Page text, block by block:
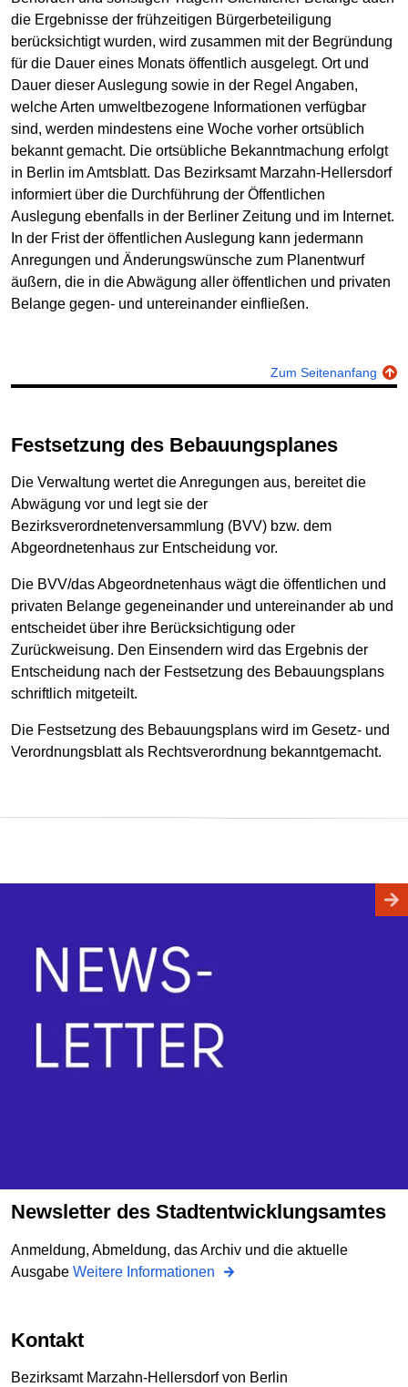
die Ergebnisse der frühzeitigen Bürgerbeteiligung
berücksichtigt wurden, wird zusammen mit der Begründung
für die Dauer eines Monats öffentlich ausgelegt. Ort und
Dauer dieser Auslegung sowie in der Regel Angaben,
welche Arten umweltbezogene Informationen verfügbar
sind, werden mindestens eine Woche vorher ortsüblich
bekannt gemacht. Die ortsübliche Bekanntmachung erfolgt
in Berlin im Amtsblatt. Das Bezirksamt Marzahn-Hellersdorf
informiert über die Durchführung der Öffentlichen
Auslegung ebenfalls in der Berliner Zeitung und im Internet.
In der Frist der öffentlichen Auslegung kann jedermann
Anregungen und Änderungswünsche zum Planentwurf
äußern, die in die Abwägung aller öffentlichen und privaten
Belange gegen- und untereinander einfließen.
Zum Seitenanfang
Festsetzung des Bebauungsplanes
Die Verwaltung wertet die Anregungen aus, bereitet die
Abwägung vor und legt sie der
Bezirksverordnetenversammlung (BVV) bzw. dem
Abgeordnetenhaus zur Entscheidung vor.
Die BVV/das Abgeordnetenhaus wägt die öffentlichen und
privaten Belange gegeneinander und untereinander ab und
entscheidet über ihre Berücksichtigung oder
Zurückweisung. Den Einsendern wird das Ergebnis der
Entscheidung nach der Festsetzung des Bebauungsplans
schriftlich mitgeteilt.
Die Festsetzung des Bebauungsplans wird im Gesetz- und
Verordnungsblatt als Rechtsverordnung bekanntgemacht.
Newsletter des Stadtentwicklungsamtes
Anmeldung, Abmeldung, das Archiv und die aktuelle
Ausgabe Weitere Informationen
Kontakt
Bezirksamt Marzahn-Hellersdorf von Berlin